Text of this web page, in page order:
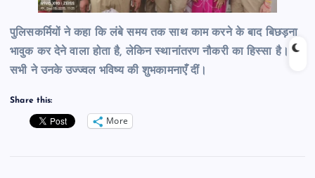
पुलिसकर्मियों ने कहा कि लंबे समय तक साथ काम करने के बाद बिछड़ना
भावुक कर देने वाला होता है, लेकिन स्थानांतरण नौकरी का हिस्सा है।
सभी ने उनके उज्ज्वल भविष्य की शुभकामनाएँ दीं।
Share this:
More